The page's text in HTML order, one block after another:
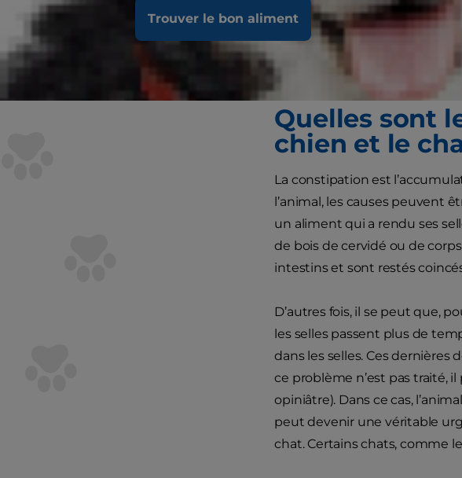
Trouver le bon aliment
d’autres troubles, peut
prise en charge. Dans cet
et le chat, comment vous
soulager la constipation ou
Quelles sont
chien et le
La constipation est
l’animal, les causes peuvent
un aliment qui a rendu ses
de bois de cervidé ou de
intestins et sont restés
D’autres fois, il se peut que,
les selles passent plus de
dans les selles. Ces
ce problème n’est pas traité,
opiniâtre). Dans ce cas,
peut devenir une véritable
chat. Certains chats, comme